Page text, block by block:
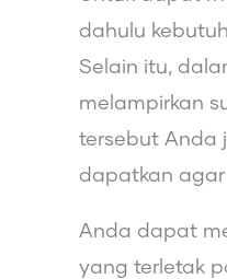
dahulu
Selain itu,
melampirkan
tersebut Anda
dapatkan agar
Anda dapat
yang terletak